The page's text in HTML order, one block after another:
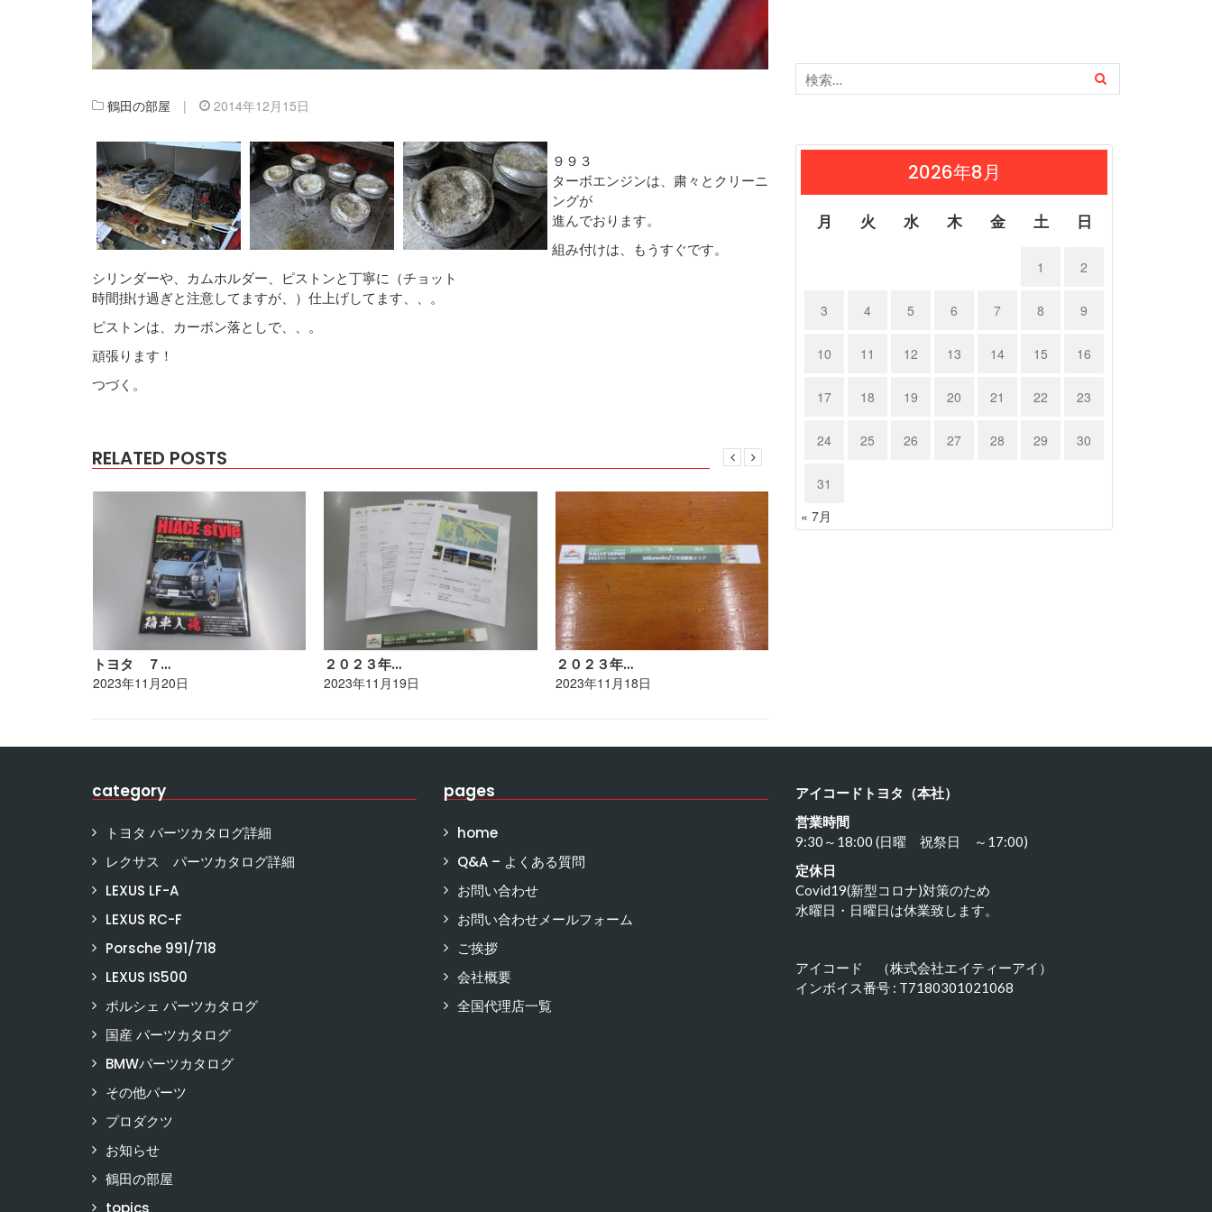
鶴田の部屋 | 2014年12月15日
９９３
ターボエンジンは、粛々とクリーニ
ングが
進んでおります。
組み付けは、もうすぐです。
シリンダーや、カムホルダー、ピストンと丁寧に（チョット
時間掛け過ぎと注意してますが、）仕上げしてます、、。
ピストンは、カーボン落としで、、。
頑張ります！
つづく。
RELATED POSTS
トヨタ ７…
2023年11月20日
２０２３年…
2023年11月19日
２０２３年…
2023年11月18日
2026年8月
月 火 水 木 金 土 日
1 2
3 4 5 6 7 8 9
10 11 12 13 14 15 16
17 18 19 20 21 22 23
24 25 26 27 28 29 30
31
« 7月
category
トヨタ パーツカタログ詳細
レクサス パーツカタログ詳細
LEXUS LF-A
LEXUS RC-F
Porsche 991/718
LEXUS IS500
ポルシェ パーツカタログ
国産 パーツカタログ
BMWパーツカタログ
その他パーツ
プロダクツ
お知らせ
鶴田の部屋
topics
pages
home
Q&A – よくある質問
お問い合わせ
お問い合わせメールフォーム
ご挨拶
会社概要
全国代理店一覧
アイコードトヨタ（本社）
営業時間
9:30～18:00 (日曜 祝祭日 ～17:00)
定休日
Covid19(新型コロナ)対策のため
水曜日・日曜日は休業致します。
アイコード （株式会社エイティーアイ）
インボイス番号 : T7180301021068